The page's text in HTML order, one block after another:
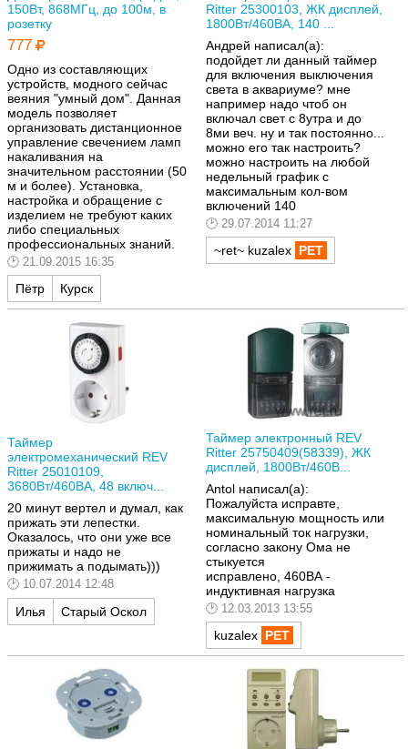
150Вт, 868МГц, до 100м, в
розетку
777
Одно из составляющих
устройств, модного сейчас
веяния "умный дом". Данная
модель позволяет
организовать дистанционное
управление свечением ламп
накаливания на
значительном расстоянии (50
м и более). Установка,
настройка и обращение с
изделием не требуют каких
либо специальных
профессиональных знаний.
21.09.2015 16:35
Пётр Курск
Ritter 25300103, ЖК дисплей,
1800Вт/460ВА, 140 ...
Андрей написал(а):
подойдет ли данный таймер
для включения выключения
света в аквариуме? мне
например надо чтоб он
включал свет с 8утра и до
8ми веч. ну и так постоянно...
можно его так настроить?
можно настроить на любой
недельный график с
максимальным кол-вом
включений 140
29.07.2014 11:27
~ret~ kuzalex
Таймер
электромеханический REV
Ritter 25010109,
3680Вт/460ВА, 48 включ...
20 минут вертел и думал, как
прижать эти лепестки.
Оказалось, что они уже все
прижаты и надо не
прижимать а подымать)))
10.07.2014 12:48
Илья Старый Оскол
Таймер электронный REV
Ritter 25750409(58339), ЖК
дисплей, 1800Вт/460В...
Antol написал(а):
Пожалуйста исправте,
максимальную мощность или
номинальный ток нагрузки,
согласно закону Ома не
стыкуется
исправлено, 460ВА -
индуктивная нагрузка
12.03.2013 13:55
kuzalex